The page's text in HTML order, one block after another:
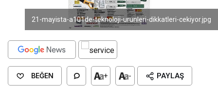
21-mayista-a101de-teknoloji-urunleri-dikkatleri-cekiyor.jpg
BEĞEN + - PAYLAŞ